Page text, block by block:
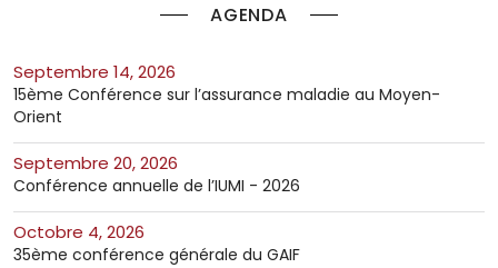
AGENDA
septembre 14, 2026
15ème Conférence sur l’assurance maladie au Moyen-
Orient
septembre 20, 2026
Conférence annuelle de l’IUMI - 2026
octobre 4, 2026
35ème conférence générale du GAIF